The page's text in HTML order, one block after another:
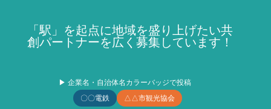
「駅」を起点に地域を盛り上げたい共
創パートナーを広く募集しています！
▶ 企業名・自治体名カラーバッジで投稿
〇〇電鉄
△△市観光協会